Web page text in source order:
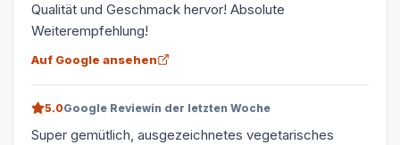
Qualität und Geschmack hervor! Absolute
Weiterempfehlung!
Auf Google ansehen
5.0Google Reviewin der letzten Woche
Super gemütlich, ausgezeichnetes vegetarisches